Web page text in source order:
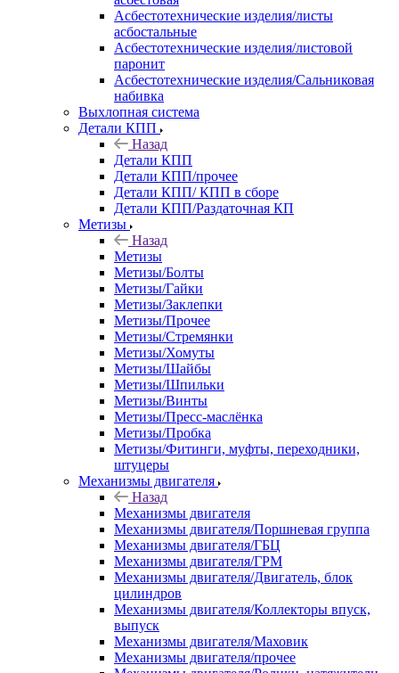
Асбестотехнические изделия/листы
асбостальные
Асбестотехнические изделия/листовой
паронит
Асбестотехнические изделия/Сальниковая
набивка
Выхлопная система
Детали КПП
Назад
Детали КПП
Детали КПП/прочее
Детали КПП/ КПП в сборе
Детали КПП/Раздаточная КП
Метизы
Назад
Метизы
Метизы/Болты
Метизы/Гайки
Метизы/Заклепки
Метизы/Прочее
Метизы/Стремянки
Метизы/Хомуты
Метизы/Шайбы
Метизы/Шпильки
Метизы/Винты
Метизы/Пресс-маслёнка
Метизы/Пробка
Метизы/Фитинги, муфты, переходники,
штуцеры
Механизмы двигателя
Назад
Механизмы двигателя
Механизмы двигателя/Поршневая группа
Механизмы двигателя/ГБЦ
Механизмы двигателя/ГРМ
Механизмы двигателя/Двигатель, блок
цилиндров
Механизмы двигателя/Коллекторы впуск,
выпуск
Механизмы двигателя/Маховик
Механизмы двигателя/прочее